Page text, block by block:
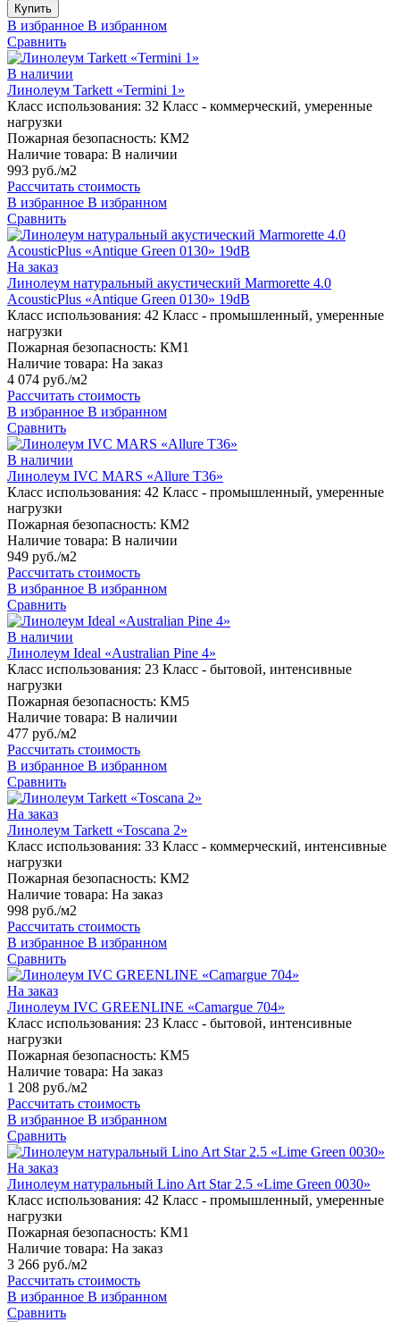
Купить
В избранное В избранном
Сравнить
В наличии
Линолеум Tarkett «Termini 1»
Класс использования: 32 Класс - коммерческий, умеренные
нагрузки
Пожарная безопасность: КМ2
Наличие товара: В наличии
993 руб./м2
Рассчитать стоимость
В избранное В избранном
Сравнить
На заказ
Линолеум натуральный акустический Marmorette 4.0
AcousticPlus «Antique Green 0130» 19dB
Класс использования: 42 Класс - промышленный, умеренные
нагрузки
Пожарная безопасность: КМ1
Наличие товара: На заказ
4 074 руб./м2
Рассчитать стоимость
В избранное В избранном
Сравнить
В наличии
Линолеум IVC MARS «Allure T36»
Класс использования: 42 Класс - промышленный, умеренные
нагрузки
Пожарная безопасность: КМ2
Наличие товара: В наличии
949 руб./м2
Рассчитать стоимость
В избранное В избранном
Сравнить
В наличии
Линолеум Ideal «Australian Pine 4»
Класс использования: 23 Класс - бытовой, интенсивные
нагрузки
Пожарная безопасность: КМ5
Наличие товара: В наличии
477 руб./м2
Рассчитать стоимость
В избранное В избранном
Сравнить
На заказ
Линолеум Tarkett «Toscana 2»
Класс использования: 33 Класс - коммерческий, интенсивные
нагрузки
Пожарная безопасность: КМ2
Наличие товара: На заказ
998 руб./м2
Рассчитать стоимость
В избранное В избранном
Сравнить
На заказ
Линолеум IVC GREENLINE «Camargue 704»
Класс использования: 23 Класс - бытовой, интенсивные
нагрузки
Пожарная безопасность: КМ5
Наличие товара: На заказ
1 208 руб./м2
Рассчитать стоимость
В избранное В избранном
Сравнить
На заказ
Линолеум натуральный Lino Art Star 2.5 «Lime Green 0030»
Класс использования: 42 Класс - промышленный, умеренные
нагрузки
Пожарная безопасность: КМ1
Наличие товара: На заказ
3 266 руб./м2
Рассчитать стоимость
В избранное В избранном
Сравнить